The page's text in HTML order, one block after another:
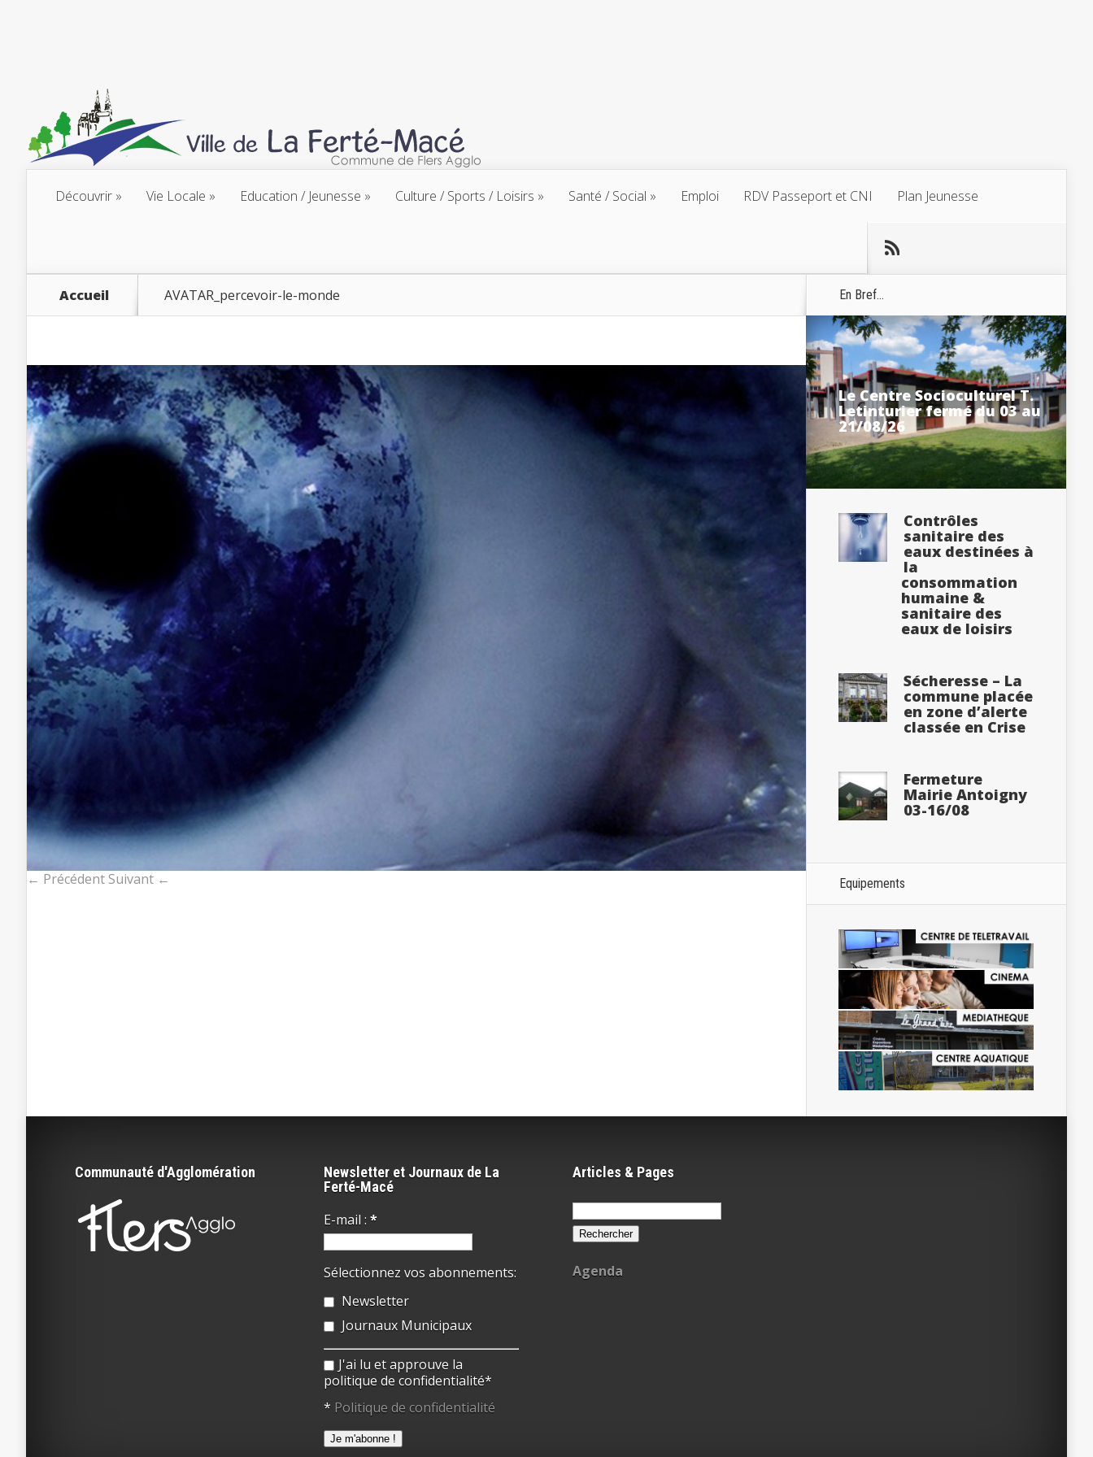
Découvrir Vie Locale Education / Jeunesse Culture / Sports / Loisirs Santé / Social Emploi RDV Passeport et CNI Plan Jeunesse
Accueil AVATAR_percevoir-le-monde
← Précédent Suivant ←
En Bref...
Le Centre Socioculturel T.
Letinturier fermé du 03 au
21/08/26
Contrôles
sanitaire des
eaux destinées à
la
consommation
humaine &
sanitaire des
eaux de loisirs
Sécheresse – La
commune placée
en zone d’alerte
classée en Crise
Fermeture
Mairie Antoigny
03-16/08
Equipements
Communauté d'Agglomération
Newsletter et Journaux de La
Ferté-Macé
E-mail : *
Sélectionnez vos abonnements:
Newsletter
Journaux Municipaux
J'ai lu et approuve la
politique de confidentialité*
* Politique de confidentialité
Articles & Pages
Rechercher :
Agenda